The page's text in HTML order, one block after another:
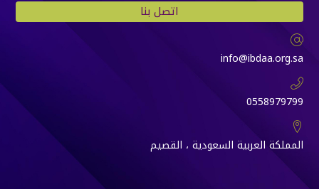
اتصل بنا
info@ibdaa.org.sa
0558979799
المملكة العربية السعودية ، القصيم